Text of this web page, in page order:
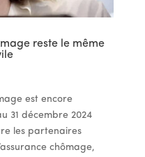
reste le même
est encore
31 décembre 2024
les partenaires
chômage,